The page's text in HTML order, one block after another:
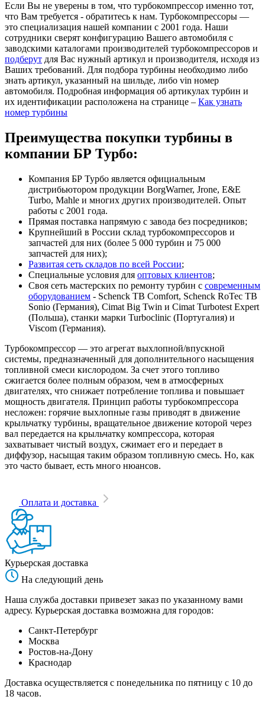
Если Вы не уверены в том, что турбокомпрессор именно тот,
что Вам требуется - обратитесь к нам. Турбокомпрессоры —
это специализация нашей компании с 2001 года. Наши
сотрудники сверят конфигурацию Вашего автомобиля с
заводскими каталогами производителей турбокомпрессоров и
подберут для Вас нужный артикул и производителя, исходя из
Ваших требований. Для подбора турбины необходимо либо
знать артикул, указанный на шильде, либо vin номер
автомобиля. Подробная информация об артикулах турбин и
их идентификации расположена на странице – Как узнать
номер турбины
Преимущества покупки турбины в
компании БР Турбо:
Компания БР Турбо является официальным
дистрибьютором продукции BorgWarner, Jrone, E&E
Turbo, Mahle и многих других производителей. Опыт
работы с 2001 года.
Прямая поставка напрямую с завода без посредников;
Крупнейший в России склад турбокомпрессоров и
запчастей для них (более 5 000 турбин и 75 000
запчастей для них);
Развитая сеть складов по всей России;
Специальные условия для оптовых клиентов;
Своя сеть мастерских по ремонту турбин с современным
оборудованием - Schenck TB Comfort, Schenck RoTec TB
Sonio (Германия), Cimat Big Twin и Cimat Turbotest Expert
(Польша), станки марки Turboclinic (Португалия) и
Viscom (Германия).
Турбокомпрессор — это агрегат выхлопной/впускной
системы, предназначенный для дополнительного насыщения
топливной смеси кислородом. За счет этого топливо
сжигается более полным образом, чем в атмосферных
двигателях, что снижает потребление топлива и повышает
мощность двигателя. Принцип работы турбокомпрессора
несложен: горячие выхлопные газы приводят в движение
крыльчатку турбины, вращательное движение которой через
вал передается на крыльчатку компрессора, которая
захватывает чистый воздух, сжимает его и передает в
диффузор, насыщая таким образом топливную смесь. Но, как
это часто бывает, есть много нюансов.
Оплата и доставка
Курьерская доставка
На следующий день
Наша служба доставки привезет заказ по указанному вами
адресу. Курьерская доставка возможна для городов:
Санкт-Петербург
Москва
Ростов-на-Дону
Краснодар
Доставка осуществляется с понедельника по пятницу с 10 до
18 часов.